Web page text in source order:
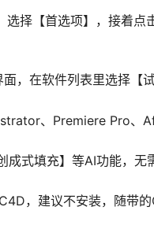
选择【首选项】，接着
，在软件列表里选择【
、Premiere Pro
成式填充】等AI功能，
，建议不安装，随带